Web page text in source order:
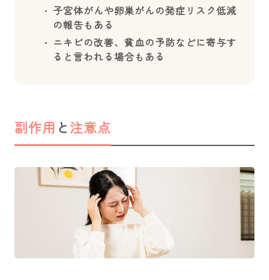
子宮体がんや卵巣がんの発症リスク低減
の報告もある
ニキビの改善、貧血の予防などに寄与す
ると言われる場合もある
副作用 と注意点